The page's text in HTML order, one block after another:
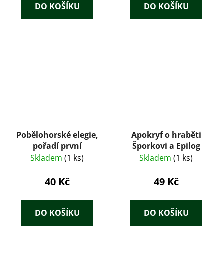
DO KOŠÍKU DO KOŠÍKU
Pobělohorské elegie,
pořadí první
Skladem (1 ks)
40 Kč
DO KOŠÍKU
Apokryf o hraběti
Šporkovi a Epilog
Skladem (1 ks)
49 Kč
DO KOŠÍKU